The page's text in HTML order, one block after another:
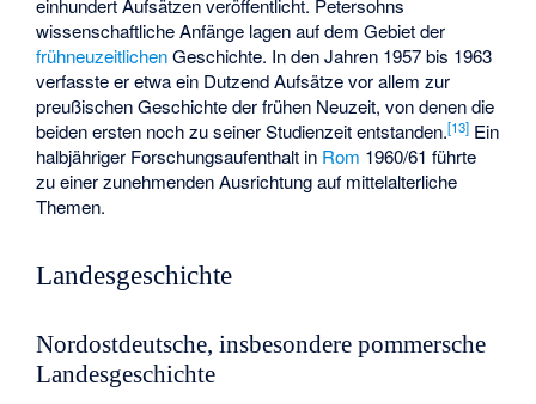
einhundert Aufsätzen veröffentlicht. Petersohns
wissenschaftliche Anfänge lagen auf dem Gebiet der
frühneuzeitlichenGeschichte. In den Jahren 1957 bis 1963
verfasste er etwa ein Dutzend Aufsätze vor allem zur
preußischen Geschichte der frühen Neuzeit, von denen die
beiden ersten noch zu seiner Studienzeit entstanden.[13] Ein
halbjähriger Forschungsaufenthalt in Rom 1960/61 führte
zu einer zunehmenden Ausrichtung auf mittelalterliche
Themen.
Landesgeschichte
Nordostdeutsche, insbesondere pommersche
Landesgeschichte